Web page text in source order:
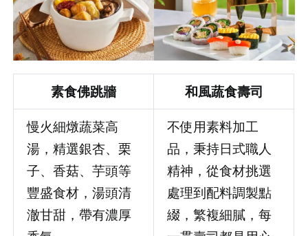
素食佛跳牆 和風蔬食壽司
慢火細燉蔬菜高
湯，精選銀杏、栗
子、香菇、芋頭等
豐盛食材，湯頭清
澈甘甜，帶有濃厚
不使用素料加工
品，秉持日式職人
精神，從食材挑選
處理到配料調製點
綴，繁複細膩，每